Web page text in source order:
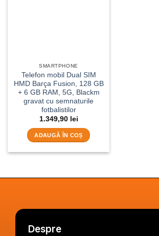
SMARTPHONE
Telefon mobil Dual SIM
HMD Barça Fusion, 128 GB
+ 6 GB RAM, 5G, Blackm
gravat cu semnaturile
fotbalistilor
1.349,90 lei
ADAUGĂ ÎN COȘ
Despre